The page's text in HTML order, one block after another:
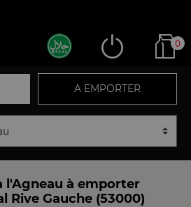
0
A EMPORTER
l'Agneau à emporter
Rive Gauche (53000)